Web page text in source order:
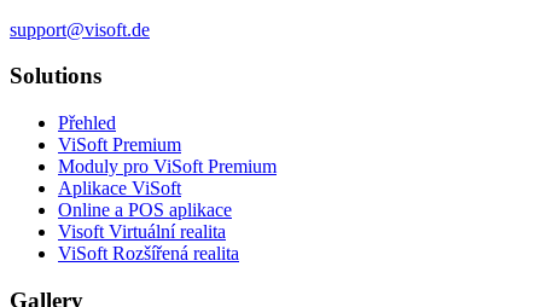
support@visoft.de
Solutions
Přehled
ViSoft Premium
Moduly pro ViSoft Premium
Aplikace ViSoft
Online a POS aplikace
Visoft Virtuální realita
ViSoft Rozšířená realita
Gallery